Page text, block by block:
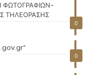
0
ΦΩΤΟΓΡΑΦΙΩΝ-
ΤΗΛΕΟΡΑΣΗΣ
0